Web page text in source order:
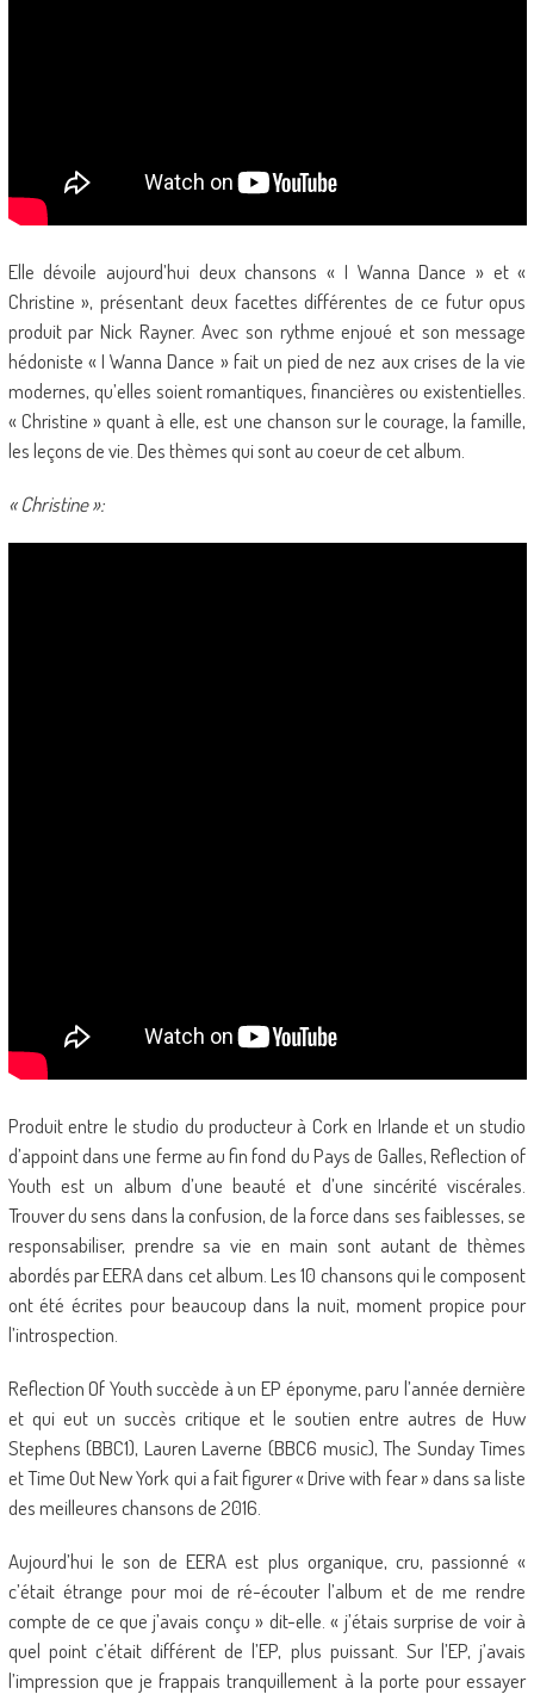
Elle dévoile aujourd’hui deux chansons « I Wanna Dance » et «
Christine », présentant deux facettes différentes de ce futur opus
produit par Nick Rayner. Avec son rythme enjoué et son message
hédoniste « I Wanna Dance » fait un pied de nez aux crises de la vie
modernes, qu’elles soient romantiques, financières ou existentielles.
« Christine » quant à elle, est une chanson sur le courage, la famille,
les leçons de vie. Des thèmes qui sont au coeur de cet album.
« Christine »:
Produit entre le studio du producteur à Cork en Irlande et un studio
d’appoint dans une ferme au fin fond du Pays de Galles, Reflection of
Youth est un album d’une beauté et d’une sincérité viscérales.
Trouver du sens dans la confusion, de la force dans ses faiblesses, se
responsabiliser, prendre sa vie en main sont autant de thèmes
abordés par EERA dans cet album. Les 10 chansons qui le composent
ont été écrites pour beaucoup dans la nuit, moment propice pour
l’introspection.
Reflection Of Youth succède à un EP éponyme, paru l’année dernière
et qui eut un succès critique et le soutien entre autres de Huw
Stephens (BBC1), Lauren Laverne (BBC6 music), The Sunday Times
et Time Out New York qui a fait figurer « Drive with fear » dans sa liste
des meilleures chansons de 2016.
Aujourd’hui le son de EERA est plus organique, cru, passionné «
c’était étrange pour moi de ré-écouter l’album et de me rendre
compte de ce que j’avais conçu » dit-elle. « j’étais surprise de voir à
quel point c’était différent de l’EP, plus puissant. Sur l’EP, j’avais
l’impression que je frappais tranquillement à la porte pour essayer